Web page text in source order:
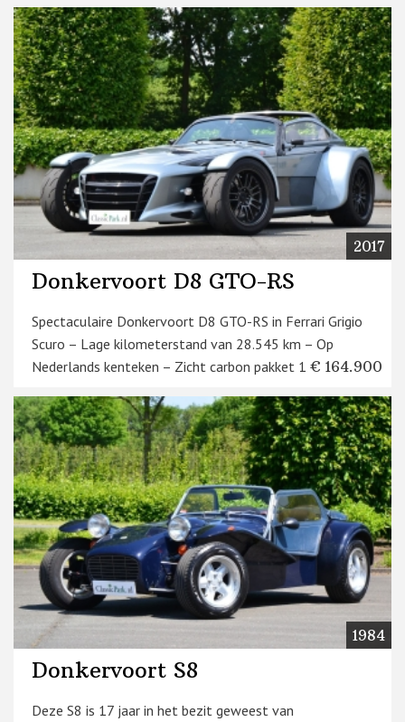
2017
Donkervoort D8 GTO-RS
Spectaculaire Donkervoort D8 GTO-RS in Ferrari Grigio
Scuro – Lage kilometerstand van 28.545 km – Op
Nederlands kenteken – Zicht carbon pakket 1 – ...€ 164.900
1984
Donkervoort S8
Deze S8 is 17 jaar in het bezit geweest van